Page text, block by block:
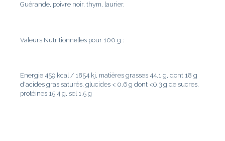
Guérande, poivre noir, thym, laurier.
Valeurs Nutritionnelles pour 100 g :
Energie 459 kcal / 1854 kj, matières grasses 44.1 g, dont 18 g
d'acides gras saturés, glucides < 0.6 g dont <0.3 g de sucres,
protéines 15.4 g, sel 1.5 g